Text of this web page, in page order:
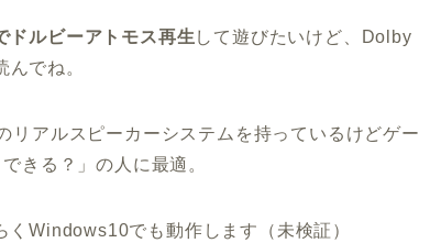
ドルビーアトモス再生 して遊びたいけど、Dolby
でね。
アルスピーカーシステムを持っているけどゲー
きる？」の人に最適。
Windows10でも動作します（未検証）